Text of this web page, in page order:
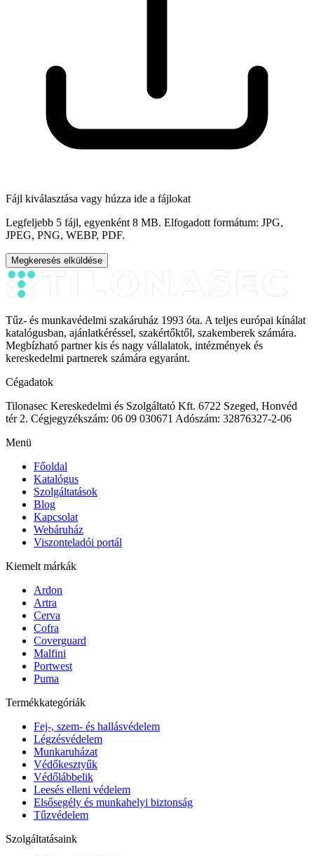
Fájl kiválasztása vagy húzza ide a fájlokat
Legfeljebb 5 fájl, egyenként 8 MB. Elfogadott formátum: JPG,
JPEG, PNG, WEBP, PDF.
Megkeresés elküldése
Tűz- és munkavédelmi szakáruház 1993 óta. A teljes európai kínálat
katalógusban, ajánlatkéréssel, szakértőktől, szakemberek számára.
Megbízható partner kis és nagy vállalatok, intézmények és
kereskedelmi partnerek számára egyaránt.
Cégadatok
Tilonasec Kereskedelmi és Szolgáltató Kft. 6722 Szeged, Honvéd
tér 2. Cégjegyzékszám: 06 09 030671 Adószám: 32876327-2-06
Menü
Főoldal
Katalógus
Szolgáltatások
Blog
Kapcsolat
Webáruház
Viszonteladói portál
Kiemelt márkák
Ardon
Artra
Cerva
Cofra
Coverguard
Malfini
Portwest
Puma
Termékkategóriák
Fej-, szem- és hallásvédelem
Légzésvédelem
Munkaruházat
Védőkesztyűk
Védőlábbelik
Leesés elleni védelem
Elsősegély és munkahelyi biztonság
Tűzvédelem
Szolgáltatásaink